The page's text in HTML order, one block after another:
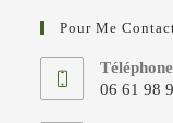
Pour Me
Téléphone
06 61 98